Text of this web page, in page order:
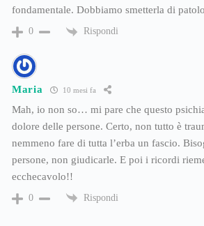
fondamentale. Dobbiamo smetterla di
0 Rispondi
Maria 10 mesi fa
Mah, io non so… mi pare che questo
dolore delle persone. Certo, non tutto è
nemmeno fare di tutta l’erba un fascio.
persone, non giudicarle. E poi i ricordi
ecchecavolo!!
0 Rispondi